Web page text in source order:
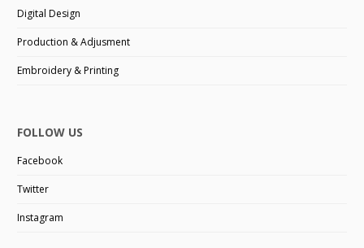
Digital Design
Production & Adjusment
Embroidery & Printing
FOLLOW US
Facebook
Twitter
Instagram